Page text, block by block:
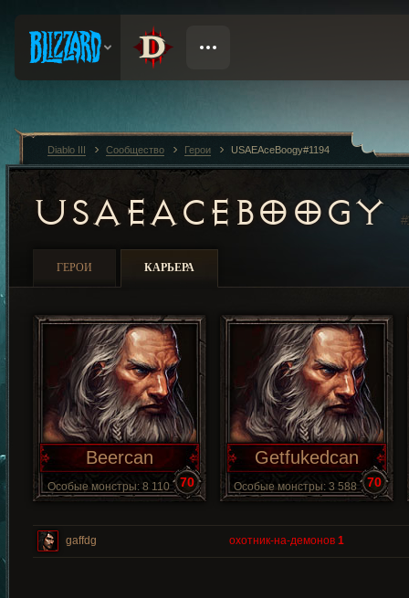
USAEACEBOOGY
ГЕРОИ КАРЬЕРА
Beercan
Особые монстры: 8 110 70
Getfukedcan
Особые монстры: 3 588 70
gaffdg охотник-на-демонов 1
Diablo III Сообщество Герои USAEAceBoogy#1194